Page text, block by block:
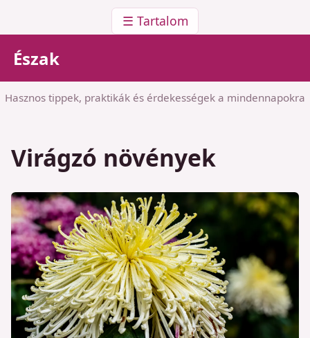
☰ Tartalom
Észak
Hasznos tippek, praktikák és érdekességek a mindennapokra
Virágzó növények